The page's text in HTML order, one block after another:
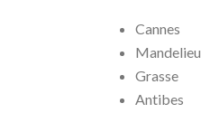
Cannes
Mandelieu
Grasse
Antibes